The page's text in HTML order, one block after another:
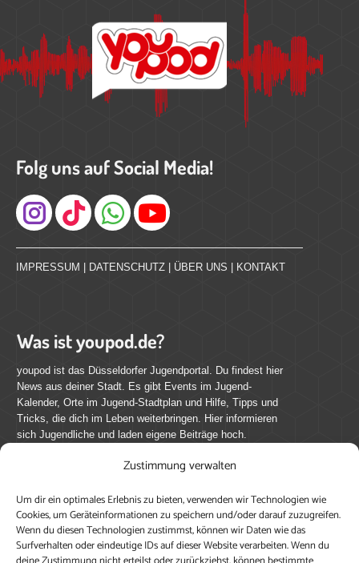
Zustimmung verwalten
Um dir ein optimales Erlebnis zu bieten, verwenden wir Technologien wie
Cookies, um Geräteinformationen zu speichern und/oder darauf zuzugreifen.
Wenn du diesen Technologien zustimmst, können wir Daten wie das
Surfverhalten oder eindeutige IDs auf dieser Website verarbeiten. Wenn du
Folg uns auf Social Media!
Instagram
IMPRESSUM DATENSCHUTZ ÜBER UNS KONTAKT
Was ist youpod.de?
youpod ist das Düsseldorfer Jugendportal. Du findest hier
News aus deiner Stadt. Es gibt Events im Jugend-
Kalender, Orte im Jugend-Stadtplan und Hilfe, Tipps und
Tricks, die dich im Leben weiterbringen. Hier informieren
sich Jugendliche und laden eigene Beiträge hoch.
Mach mit bei youpod.de!
youpod.de lebt von Menschen wie dir. Sammel
journalistische Erfahrung, teile deine Perspektive und
veröffentliche deine Beiträge auf youpod.de.Du musst
dich anmelden, um alle Funktionen nutzen zu können, ein